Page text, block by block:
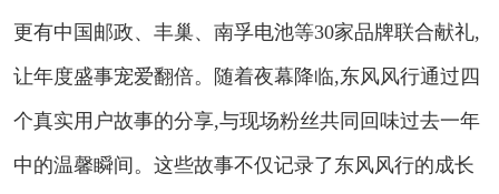
更有中国邮政、丰巢、南孚电池等30家品牌联合献礼,
让年度盛事宠爱翻倍。随着夜幕降临,东风风行通过四
个真实用户故事的分享,与现场粉丝共同回味过去一年
中的温馨瞬间。这些故事不仅记录了东风风行的成长